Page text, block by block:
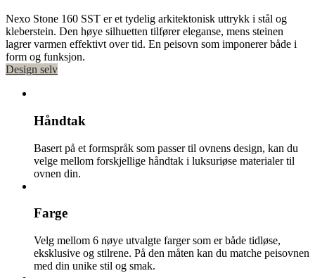
Nexo Stone 160 SST er et tydelig arkitektonisk uttrykk i stål og
kleberstein. Den høye silhuetten tilfører eleganse, mens steinen
lagrer varmen effektivt over tid. En peisovn som imponerer både i
form og funksjon.
Design selv
Håndtak
Basert på et formspråk som passer til ovnens design, kan du
velge mellom forskjellige håndtak i luksuriøse materialer til
ovnen din.
Farge
Velg mellom 6 nøye utvalgte farger som er både tidløse,
eksklusive og stilrene. På den måten kan du matche peisovnen
med din unike stil og smak.